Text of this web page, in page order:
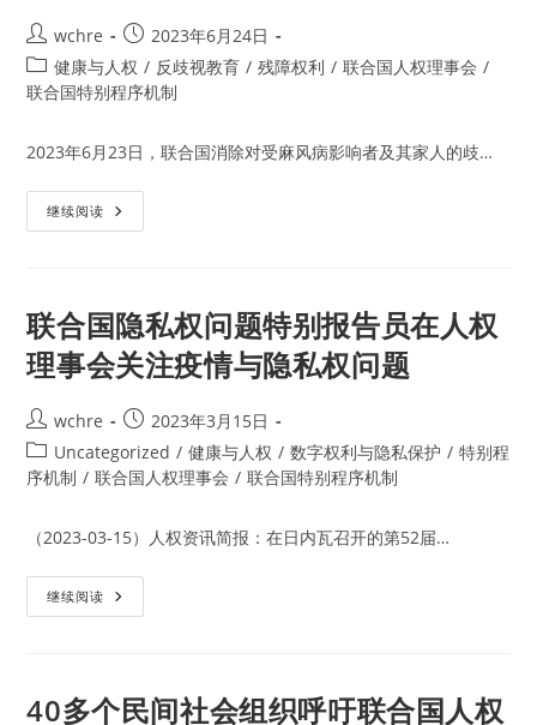
会
57
届
会
呼
解
除
对
中
制
裁
措
施
Post
author:
wchre
Post
published:
2023年6月24日
Post
category:
健康与人权 / 反歧视教育 / 残障权利 / 联合国人权理事会 /
联合国特别程序机制
2023年6月23日，联合国消除对受麻风病影响者及其家人的歧…
继续阅读 第
53
事
会：
消
除
对
风
病
影
响
其
家
的
歧
视
员
发
联合国隐私权问题特别报告员在人权
理事会关注疫情与隐私权问题
Post
author:
wchre
Post
published:
2023年3月15日
Post
category:
Uncategorized / 健康与人权 / 数字权利与隐私保护 / 特别程
序机制 / 联合国人权理事会 / 联合国特别程序机制
（2023-03-15）人权资讯简报：在日内瓦召开的第52届…
继续阅读 联
合
问
题
40多个民间社会组织呼吁联合国人权